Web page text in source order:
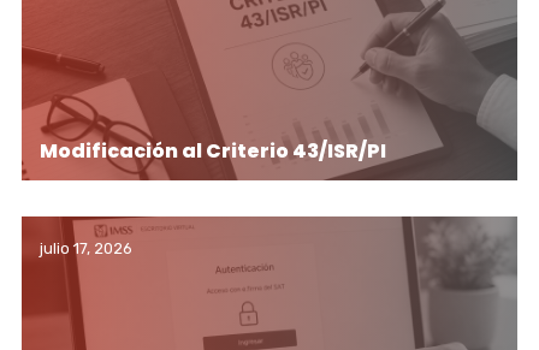
Modificación al Criterio 43/ISR/PI
julio 17, 2026